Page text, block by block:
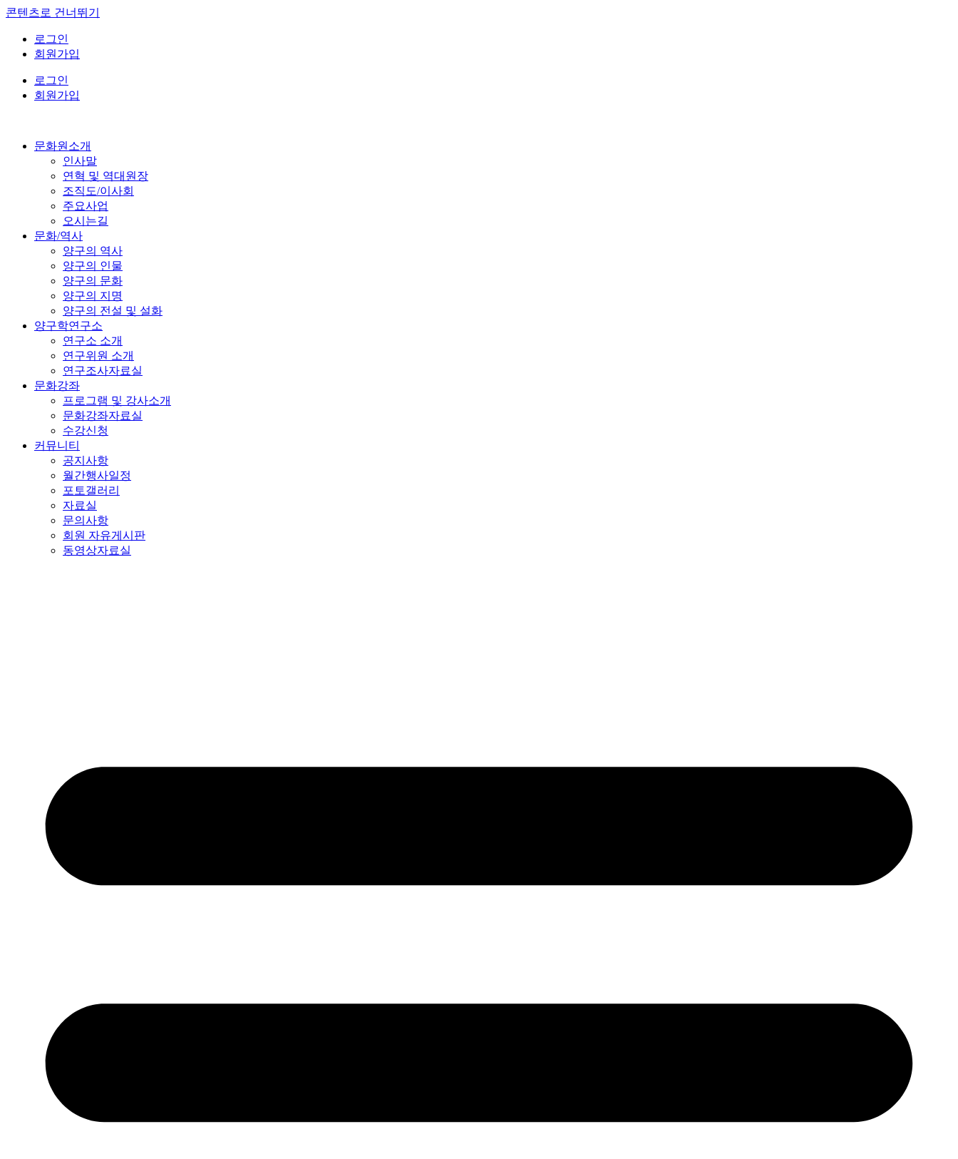
콘텐츠로 건너뛰기
로그인
회원가입
로그인
회원가입
문화원소개
인사말
연혁 및 역대원장
조직도/이사회
주요사업
오시는길
문화/역사
양구의 역사
양구의 인물
양구의 문화
양구의 지명
양구의 전설 및 설화
양구학연구소
연구소 소개
연구위원 소개
연구조사자료실
문화강좌
프로그램 및 강사소개
문화강좌자료실
수강신청
커뮤니티
공지사항
월간행사일정
포토갤러리
자료실
문의사항
회원 자유게시판
동영상자료실